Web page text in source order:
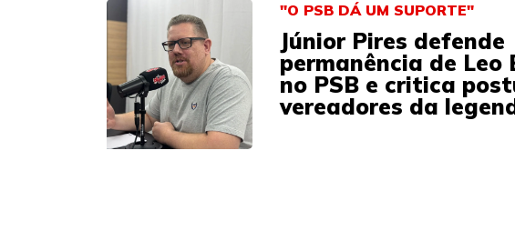
"O PSB DÁ UM SUPORTE"
Júnior Pires defende
permanência de Leo
no PSB e critica
vereadores da